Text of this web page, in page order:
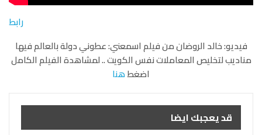
رابط
فيديو: خالد الروضان من فيلم اسمعني: عطوني دولة بالعالم فيها
مناديب لتخليص المعاملات نفس الكويت .. لمشاهدة الفيلم الكامل
اضغطهنا
قد يعجبك ايضا